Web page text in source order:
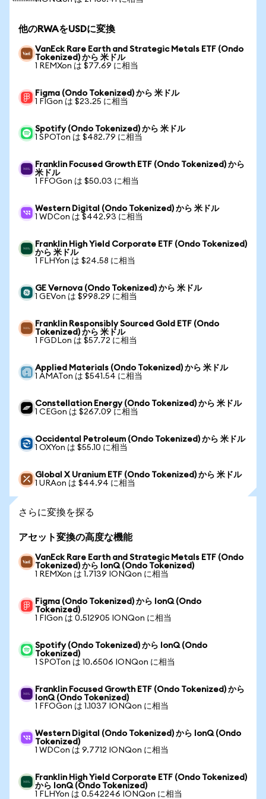
他のRWAをUSDに変換
VanEck Rare Earth and Strategic Metals ETF (Ondo
Tokenized) から 米ドル
1 REMXon は $77.69 に相当
Figma (Ondo Tokenized) から 米ドル
1 FIGon は $23.25 に相当
Spotify (Ondo Tokenized) から 米ドル
1 SPOTon は $482.79 に相当
Franklin Focused Growth ETF (Ondo Tokenized) から
米ドル
1 FFOGon は $50.03 に相当
Western Digital (Ondo Tokenized) から 米ドル
1 WDCon は $442.93 に相当
Franklin High Yield Corporate ETF (Ondo Tokenized)
から 米ドル
1 FLHYon は $24.58 に相当
GE Vernova (Ondo Tokenized) から 米ドル
1 GEVon は $998.29 に相当
Franklin Responsibly Sourced Gold ETF (Ondo
Tokenized) から 米ドル
1 FGDLon は $57.72 に相当
Applied Materials (Ondo Tokenized) から 米ドル
1 AMATon は $541.54 に相当
Constellation Energy (Ondo Tokenized) から 米ドル
1 CEGon は $267.09 に相当
Occidental Petroleum (Ondo Tokenized) から 米ドル
1 OXYon は $55.10 に相当
Global X Uranium ETF (Ondo Tokenized) から 米ドル
1 URAon は $44.94 に相当
さらに変換を探る
アセット変換の高度な機能
VanEck Rare Earth and Strategic Metals ETF (Ondo
Tokenized) から IonQ (Ondo Tokenized)
1 REMXon は 1.7139 IONQon に相当
Figma (Ondo Tokenized) から IonQ (Ondo
Tokenized)
1 FIGon は 0.512905 IONQon に相当
Spotify (Ondo Tokenized) から IonQ (Ondo
Tokenized)
1 SPOTon は 10.6506 IONQon に相当
Franklin Focused Growth ETF (Ondo Tokenized) から
IonQ (Ondo Tokenized)
1 FFOGon は 1.1037 IONQon に相当
Western Digital (Ondo Tokenized) から IonQ (Ondo
Tokenized)
1 WDCon は 9.7712 IONQon に相当
Franklin High Yield Corporate ETF (Ondo Tokenized)
から IonQ (Ondo Tokenized)
1 FLHYon は 0.542246 IONQon に相当